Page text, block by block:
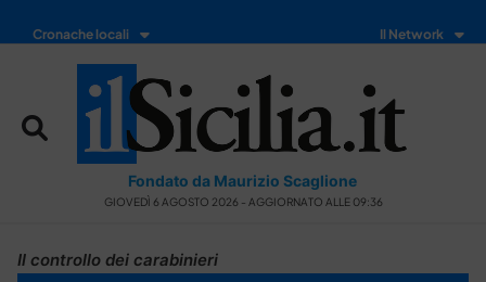
Cronache locali Il Network
Fondato da Maurizio Scaglione
GIOVEDÌ 6 AGOSTO 2026 - AGGIORNATO ALLE 09:36
Il controllo dei carabinieri